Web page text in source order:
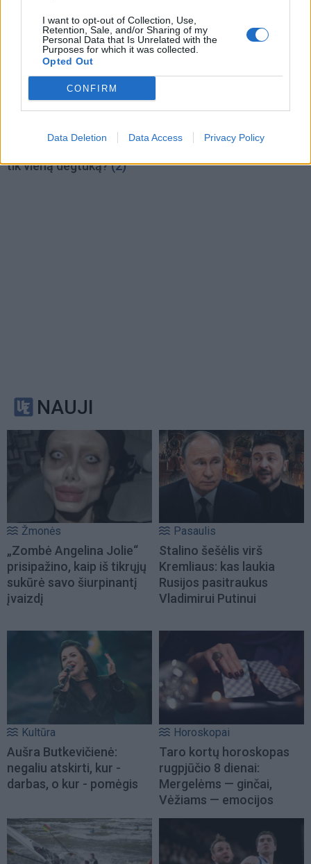
I want to opt-out of Collection, Use,
Retention, Sale, and/or Sharing of my
Personal Data that Is Unrelated with the
Purposes for which it was collected.
Opted Out
CONFIRM
Data Deletion Data Access Privacy Policy
Laisvalaikis
Ar jums pakaks
išspręsti matematinį
tik vieną degtuką?(2)
karo pabaigą Ukrainoje
NAUJI
Žmonės
„Zombė Angelina Jolie“
prisipažino, kaip iš tikrųjų
sukūrė savo šiurpinantį
įvaizdį
Pasaulis
Stalino šešėlis virš
Kremliaus: kas laukia
Rusijos pasitraukus
Vladimirui Putinui
Kultūra
Aušra Butkevičienė:
negaliu atskirti, kur -
darbas, o kur - pomėgis
Horoskopai
Taro kortų horoskopas
rugpjūčio 8 dienai:
Mergelėms — ginčai,
Vėžiams — emocijos